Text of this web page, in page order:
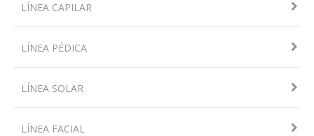
LÍNEA CAPILAR
LÍNEA PÉDICA
LÍNEA SOLAR
LÍNEA FACIAL